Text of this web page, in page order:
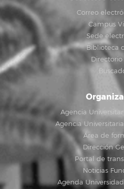
Correo
Campus
Sede
Biblioteca
Directorio
Agencia
Agencia
Área de
Dirección
Portal de
Noticias
Agenda